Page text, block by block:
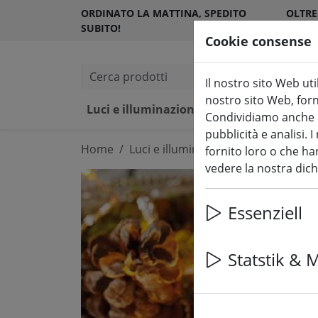
ORDINATO LA MATTINA, SPEDITO
SUBITO!
Cerca prodotti
Luci e illuminazione fiabesca
Home Luci e illuminazione fiabesca
Cookie consense
Il nostro sito Web
nostro sito Web,
Condividiamo
pubblicità e analisi.
fornito loro o che
vedere la nostra
Essenziell
Statstik &